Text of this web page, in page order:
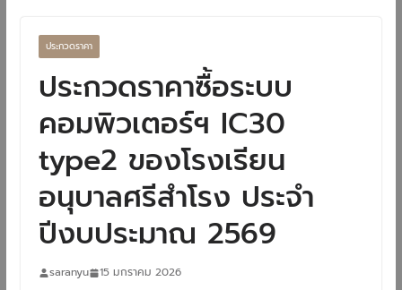
ประกวดราคา
ประกวดราคาซื้อระบบ
คอมพิวเตอร์ฯ IC30
type2 ของโรงเรียน
อนุบาลศรีสำโรง ประจำ
ปีงบประมาณ 2569
saranyu 15 มกราคม 2026